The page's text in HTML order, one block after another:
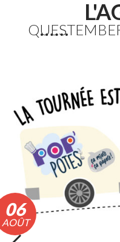
Etang du Moulin
nautiques. La
Lire la suite
06
AOÛT